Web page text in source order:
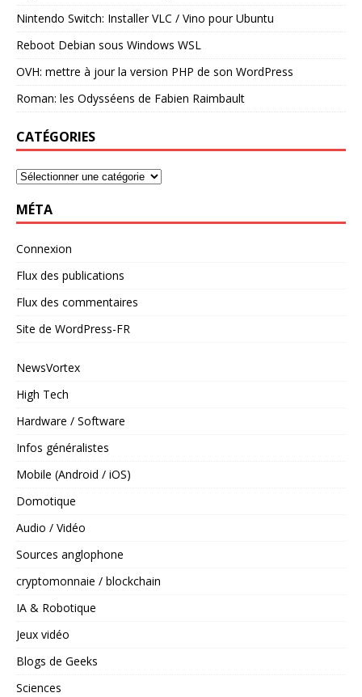
Nintendo Switch: Installer VLC / Vino pour Ubuntu
Reboot Debian sous Windows WSL
OVH: mettre à jour la version PHP de son WordPress
Roman: les Odysséens de Fabien Raimbault
CATÉGORIES
MÉTA
Connexion
Flux des publications
Flux des commentaires
Site de WordPress-FR
NewsVortex
High Tech
Hardware / Software
Infos généralistes
Mobile (Android / iOS)
Domotique
Audio / Vidéo
Sources anglophone
cryptomonnaie / blockchain
IA & Robotique
Jeux vidéo
Blogs de Geeks
Sciences